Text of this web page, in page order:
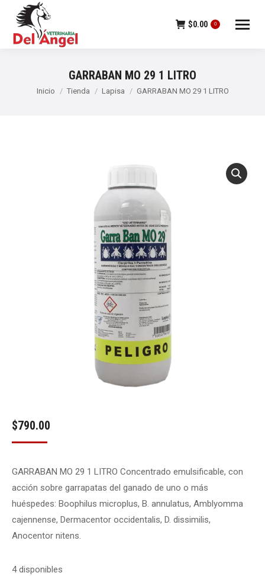
$0.00 0
GARRABAN MO 29 1 LITRO
Estás aquí:
Inicio Tienda Lapisa GARRABAN MO 29 1 LITRO
$790.00
GARRABAN MO 29 1 LITRO Concentrado emulsificable, con
acción sobre garrapatas del ganado de uno o más
huéspedes: Boophilus microplus, B. annulatus, Amblyomma
cajennense, Dermacentor occidentalis, D. dissimilis,
Anocentor nitens.
4 disponibles